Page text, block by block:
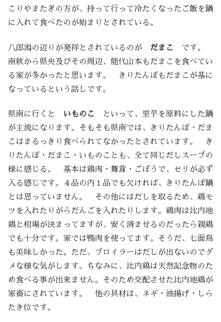
こりやまたぎの方が、持って行って冷たくなったご飯を鍋
に入れて食べたのが始まりとされている。
八郎潟の辺りが発祥とされているのが だまこ
です。
南秋から県央及びその周辺、能代山本もだまこを食べてい
る家が多かったと思います。 きりたんぽもだまこが基に
なっているという話しです。
県南に行くと いものこ
といって、里芋を原料にした鍋
が主流になります。そもそも県南では、きりたんぽ・だま
こはまるっきり食べられてなかったとされています。 き
りたんぽ・だまこ・いものことも、全て同じだしスープの
様に感じる。 基本は鶏肉・舞茸・ごぼうで、セリが必ず
入る感じです。４品の内１品でも欠ければ、きりたんぽ鍋
とは思っていません。 その他にはだしを取るため、鶏モ
ツを入れたりがらだんごを入れたりします。鶏肉は比内地
鶏と相場が決まってますが、安く済ませるのだったら親鶏
でも十分です。家では鴨肉を使ってます。そうだ、七面鳥
も美味しかった。ただ、ブロイラーはだしが出ないのでダ
メな様な気がします。ちなみに、比内鶏は天然記念物のた
め食べる事が出来ません。そのため交配させた比内地鶏が
家畜にされています。 他の具材は、ネギ・油揚げ・しら
たき位です。